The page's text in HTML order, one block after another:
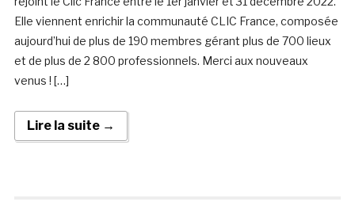
Elle viennent enrichir la communauté CLIC France, composée
aujourd’hui de plus de 190 membres gérant plus de 700 lieux
et de plus de 2 800 professionnels. Merci aux nouveaux
venus ! […]
Lire la suite →